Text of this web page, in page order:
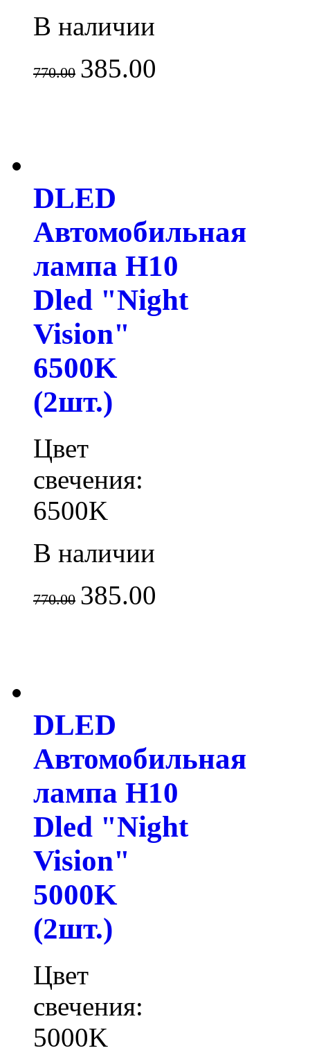
В наличии
770.00 385.00
DLED
Автомобильная
лампа H10
Dled "Night
Vision"
6500K
(2шт.)
Цвет
свечения:
6500K
В наличии
770.00 385.00
DLED
Автомобильная
лампа H10
Dled "Night
Vision"
5000K
(2шт.)
Цвет
свечения:
5000K